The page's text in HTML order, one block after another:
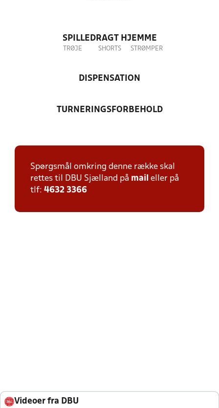
SPILLEDRAGT HJEMME
TRØJE SHORTS STRØMPER
DISPENSATION
TURNERINGSFORBEHOLD
Spørgsmål omkring denne række skal
rettes til DBU Sjælland på mail eller på
tlf: 4632 3366
Videoer fra DBU